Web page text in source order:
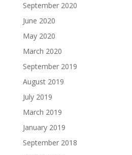
September 2020
June 2020
May 2020
March 2020
September 2019
August 2019
July 2019
March 2019
January 2019
September 2018